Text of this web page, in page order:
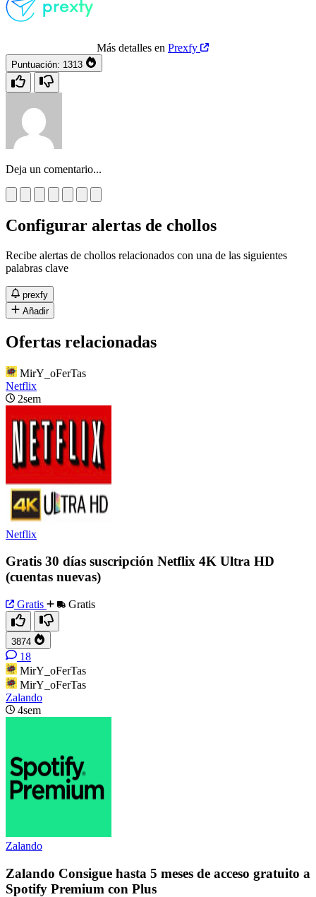
Más detalles en Prexfy
Puntuación: 1313
Deja un comentario...
Configurar alertas de chollos
Recibe alertas de chollos relacionados con una de las siguientes
palabras clave
prexfy
Añadir
Ofertas relacionadas
MirY_oFerTas
Netflix
2sem
Netflix
Gratis 30 días suscripción Netflix 4K Ultra HD
(cuentas nuevas)
Gratis Gratis
3874
18
MirY_oFerTas
MirY_oFerTas
Zalando
4sem
Zalando
Zalando Consigue hasta 5 meses de acceso gratuito a
Spotify Premium con Plus